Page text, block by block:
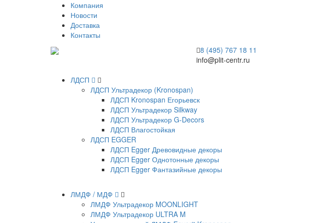
Компания
Новости
Доставка
Контакты
8 (495) 767 18 11
info@plit-centr.ru
ЛДСП
ЛДСП Ультрадекор (Kronospan)
ЛДСП Kronospan Егорьевск
ЛДСП Ультрадекор Silkway
ЛДСП Ультрадекор G-Decors
ЛДСП Влагостойкая
ЛДСП EGGER
ЛДСП Egger Древовидные декоры
ЛДСП Egger Однотонные декоры
ЛДСП Egger Фантазийные декоры
ЛМДФ / МДФ
ЛМДФ Ультрадекор MOONLIGHT
ЛМДФ Ультрадекор ULTRA M